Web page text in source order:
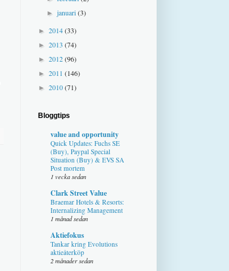
►januari(3)
► 2014(33)
► 2013 (74)
► 2012(96)
► 2011 (146)
► 2010(71)
Bloggtips
value and opportunity
Quick Updates: Fuchs SE
(Buy), Paypal Special
Situation (Buy) & EVS SA
Post mortem
1 vecka sedan
Clark Street Value
Braemar Hotels & Resorts:
Internalizing Management
1 månad sedan
Aktiefokus
Tankar kring Evolutions
aktieåterköp
2 månader sedan